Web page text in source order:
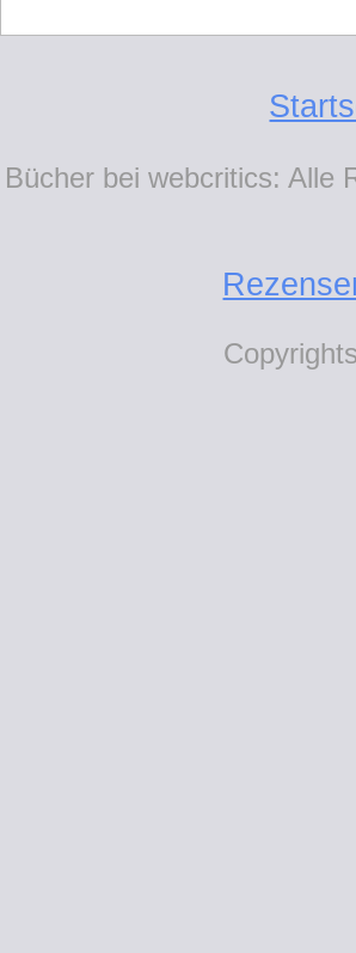
Bücher bei webcritics: Alle